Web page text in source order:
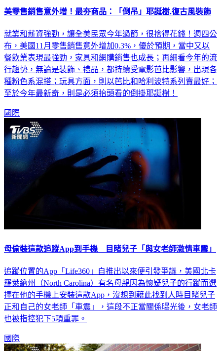
美零售銷售意外增！最夯商品：「倒吊」耶誕樹.復古風裝飾
就業和薪資強勁，讓全美民眾今年過節，很捨得花錢！週四公
布，美國11月零售銷售意外增加0.3%，優於預期，當中又以
餐飲業表現最強勁，家具和網購銷售也成長；再細看今年的流
行趨勢，無論是裝飾、禮品，都持續受電影芭比影響，出現各
種粉色系混搭；玩具方面，則以芭比和哈利波特系列賣最好；
至於今年最新奇，則是必須抬頭看的倒掛耶誕樹！
國際
母偷裝這款追蹤App到手機 目睹兒子「與女老師激情車震」
追蹤位置的App「Life360」自推出以來便引發爭議，美國北卡
羅萊納州（North Carolina）有名母親因為懷疑兒子的行蹤而選
擇在他的手機上安裝這款App，沒想到藉此找到人時目睹兒子
正和自己的女老師「車震」，這段不正當關係曝光後，女老師
也被指控犯下5項重罪。
國際